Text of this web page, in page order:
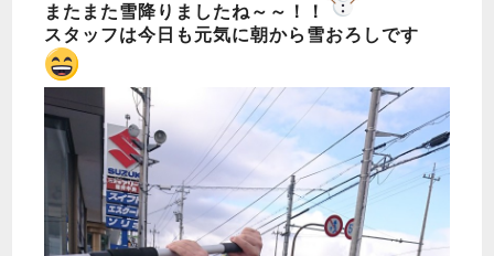
またまた雪降りましたね～～！！
スタッフは今日も元気に朝から雪おろしです